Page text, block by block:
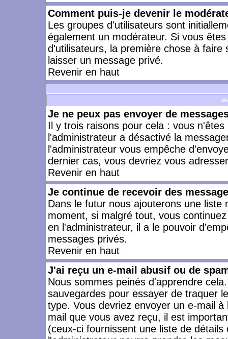
Comment puis-je devenir le
Les groupes d'utilisateurs sont
également un modérateur. Si vous
d'utilisateurs, la première chose à
laisser un message privé.
Revenir en haut
Je ne peux pas envoyer de
Il y trois raisons pour cela : vous
l'administrateur a désactivé la
l'administrateur vous empêche
dernier cas, vous devriez vous
Revenir en haut
Je continue de recevoir des
Dans le futur nous ajouterons une
moment, si malgré tout, vous
en l'administrateur, il a le pouvoir
messages privés.
Revenir en haut
J'ai reçu un e-mail abusif ou de
Nous sommes peinés d'apprendre
sauvegardes pour essayer de traquer
type. Vous devriez envoyer un e-mail
mail que vous avez reçu, il est
(ceux-ci fournissent une liste de